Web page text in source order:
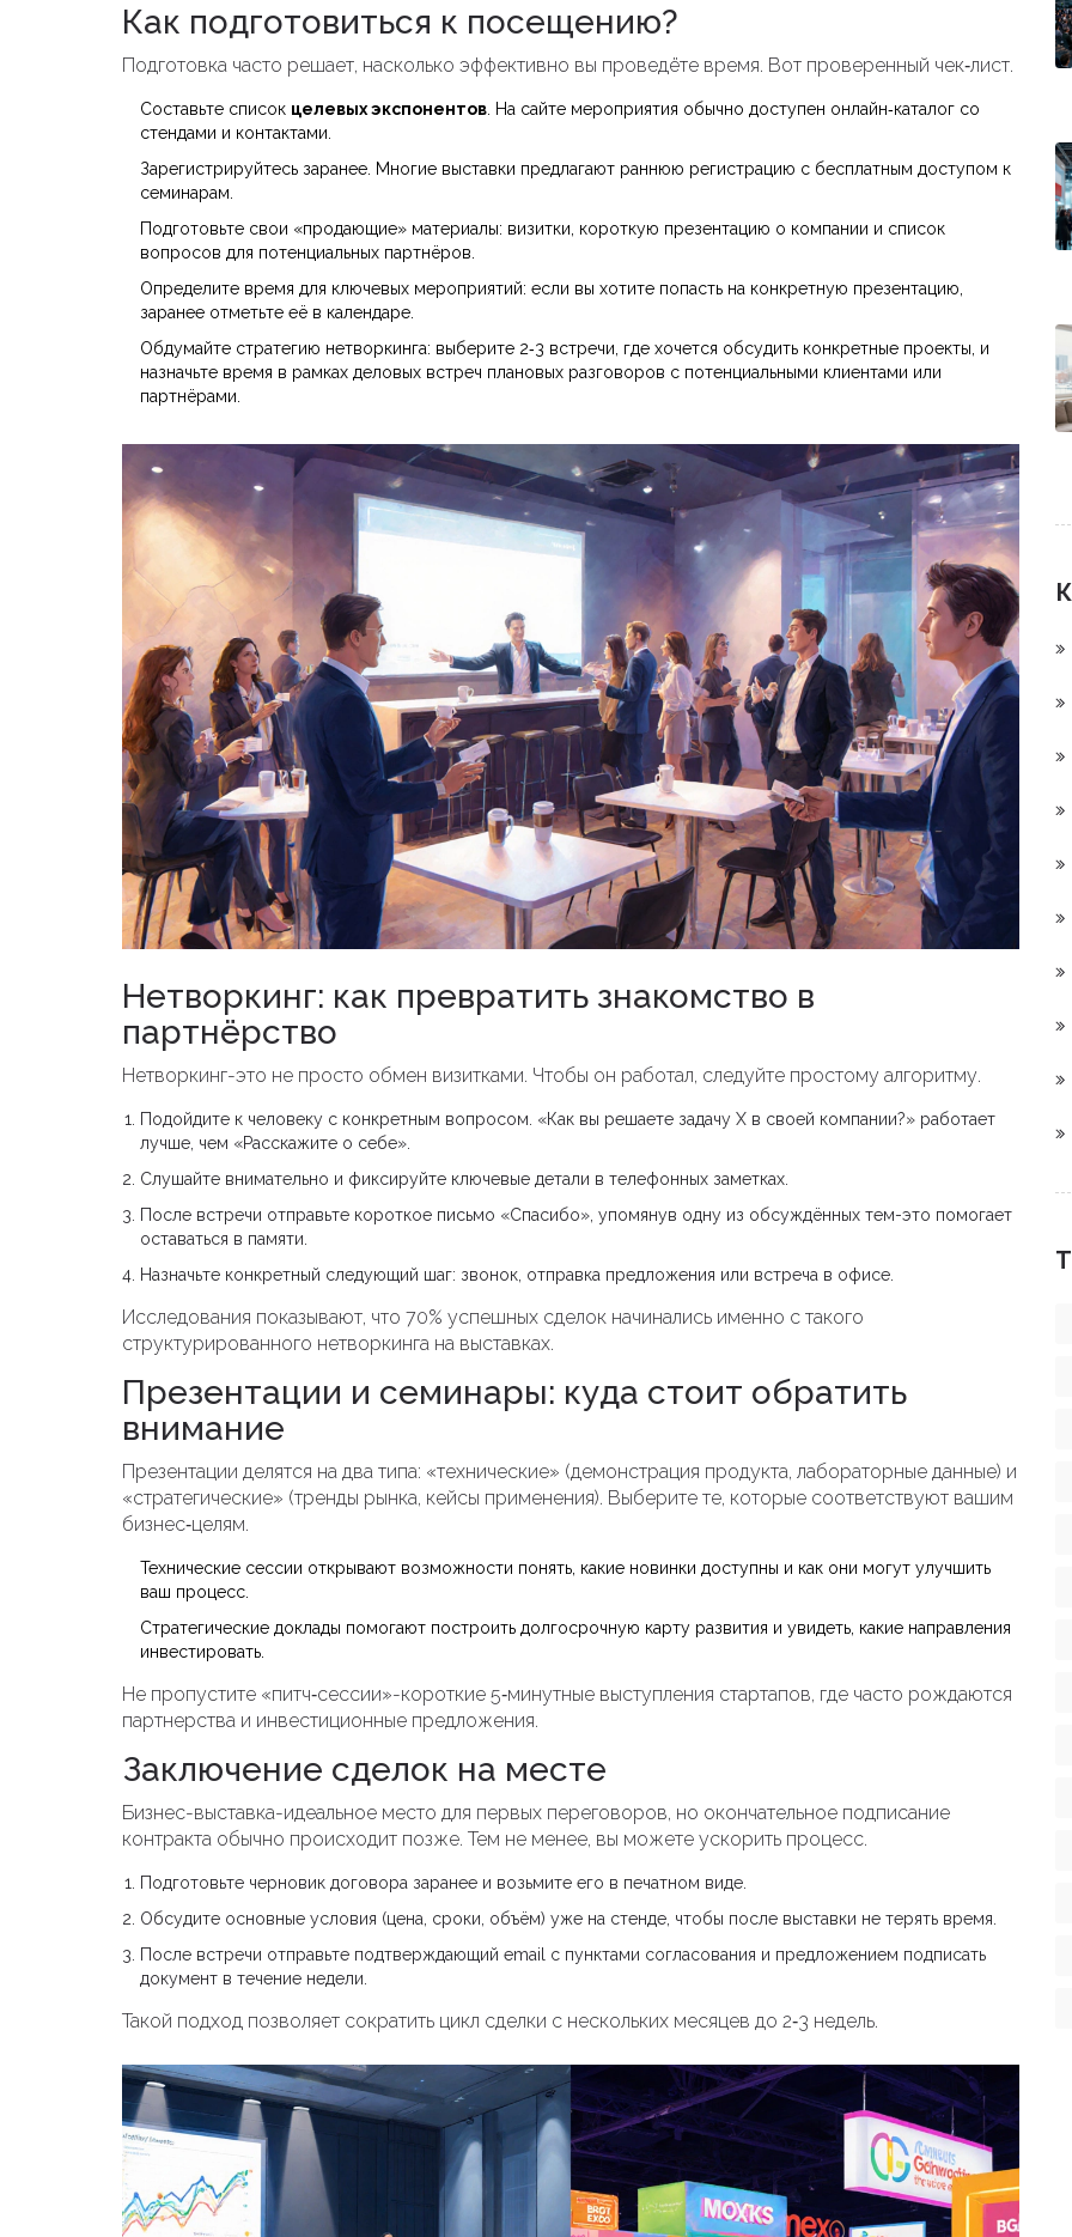
Как подготовиться к посещению?
Подготовка часто решает, насколько эффективно вы проведёте время. Вот проверенный чек‑лист.
Составьте список целевых экспонентов . На сайте мероприятия обычно доступен онлайн‑каталог со
стендами и контактами.
Зарегистрируйтесь заранее. Многие выставки предлагают раннюю регистрацию с бесплатным доступом к
семинарам.
Подготовьте свои «продающие» материалы: визитки, короткую презентацию о компании и список
вопросов для потенциальных партнёров.
Определите время для ключевых мероприятий: если вы хотите попасть на конкретную презентацию,
заранее отметьте её в календаре.
Обдумайте стратегию нетворкинга: выберите 2‑3 встречи, где хочется обсудить конкретные проекты, и
назначьте время в рамках деловых встреч плановых разговоров с потенциальными клиентами или
партнёрами
Нетворкинг: как превратить знакомство в
партнёрство
Нетворкинг-это не просто обмен визитками. Чтобы он работал, следуйте простому алгоритму.
Подойдите к человеку с конкретным вопросом. «Как вы решаете задачу X в своей компании?» работает
лучше, чем «Расскажите о себе».
Слушайте внимательно и фиксируйте ключевые детали в телефонных заметках.
После встречи отправьте короткое письмо «Спасибо», упомянув одну из обсуждённых тем-это помогает
оставаться в памяти.
Назначьте конкретный следующий шаг: звонок, отправка предложения или встреча в офисе.
Исследования показывают, что 70% успешных сделок начинались именно с такого
структурированного нетворкинга на выставках.
Презентации и семинары: куда стоит обратить
внимание
Презентации делятся на два типа: «технические» (демонстрация продукта, лабораторные данные) и
«стратегические» (тренды рынка, кейсы применения). Выберите те, которые соответствуют вашим
бизнес‑целям.
Технические сессии открывают возможности понять, какие новинки доступны и как они могут улучшить
ваш процесс.
Стратегические доклады помогают построить долгосрочную карту развития и увидеть, какие направления
инвестировать.
Не пропустите «питч‑сессии»-короткие 5‑минутные выступления стартапов, где часто рождаются
партнерства и инвестиционные предложения.
Заключение сделок на месте
Бизнес-выставка-идеальное место для первых переговоров, но окончательное подписание
контракта обычно происходит позже. Тем не менее, вы можете ускорить процесс.
Подготовьте черновик договора заранее и возьмите его в печатном виде.
Обсудите основные условия (цена, сроки, объём) уже на стенде, чтобы после выставки не терять время.
После встречи отправьте подтверждающий email с пунктами согласования и предложением подписать
документ в течение недели.
Такой подход позволяет сократить цикл сделки с нескольких месяцев до 2‑3 недель.